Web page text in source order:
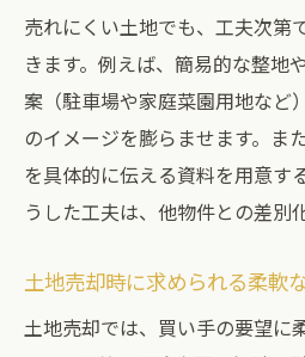
売れにくい土地でも、工夫次第
きます。例えば、簡易的な整地
案（駐車場や家庭菜園用地など
のイメージを膨らませます。ま
を具体的に伝える資料を用意す
うした工夫は、他物件との差別
土地売却時に求められる柔軟
土地売却では、買い手の要望に